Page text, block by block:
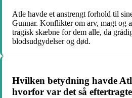
Atle havde et anstrengt forhold til
Gunnar. Konflikter om arv, magt og
tragisk skæbne for dem alle, da
blodsudgydelser og død.
Hvilken betydning havde
hvorfor var det så